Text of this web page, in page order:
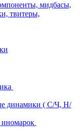
мидбасы,
твитеры,
динамики ( С/Ч, Н/
иномарок